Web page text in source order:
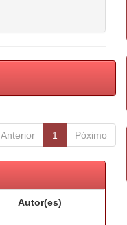
Anterior 1 Póximo
Autor(es)